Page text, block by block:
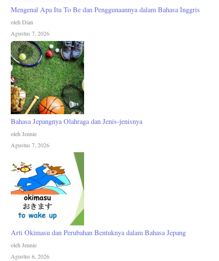
Mengenal Apa Itu To Be dan Penggunaannya dalam Bahasa Inggris
oleh Dian
Agustus 7, 2026
Bahasa Jepangnya Olahraga dan Jenis-jenisnya
oleh Jennie
Agustus 7, 2026
Arti Okimasu dan Perubahan Bentuknya dalam Bahasa Jepang
oleh Jennie
Agustus 6, 2026